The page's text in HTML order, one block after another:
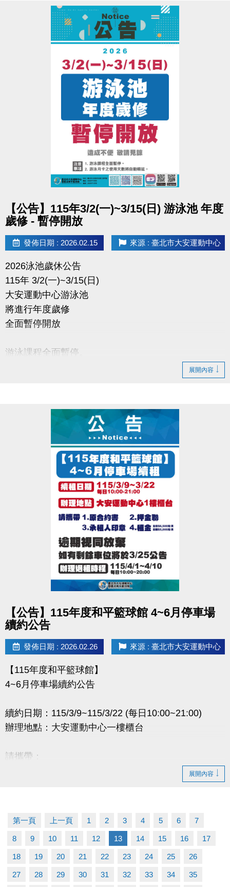
◼︎ 泳池月卡 1,500元/35天
▪︎ 送 體適能入場10次/時(每日限1次1小時，逾時依規定補票)
▪︎ 送 施巴3合1旅行組(送完為止)
• 泳池、體適能月卡及贈送之單次入場均限本人使用，須於繳費時攜帶一張悠遊卡
進行綁定(僅限綁定一張卡片)。繳費日即為月卡使用第一日，每次使用前請至泳
池/體適能櫃檯開卡後，即可刷卡進場。
• 贈送之泳池/體適能單次入場，須於月卡期間使用，逾期視同放棄。贈送之體適
能入場每天限用1小時，逾時請依場館規定補票。
• 辦理體適能月卡須年滿16歲，使用體適能、泳池敬請遵守場館及服裝相關規
• 須使用同帳號500元運動幣+1000元現金，才可享有本活動優惠。
• 運動幣折抵後無法退還退費。運動幣限本人使用，不可轉讓、幫他人繳費，亦不
能與其他人合併使用。
【公告】115年3/2(一)~3/15(日) 游泳池 年度
歲修 - 暫停開放
發佈日期 : 2026.02.15 來源 : 臺北市大安運動中心
2026泳池歲休公告
115年 3/2(一)~3/15(日)
大安運動中心游泳池
將進行年度歲修
全面暫停開放
游泳課程全面暫停。
展開內容
【公告】115年度和平籃球館 4~6月停車場
續約公告
發佈日期 : 2026.02.26 來源 : 臺北市大安運動中心
【115年度和平籃球館】
4~6月停車場續約公告
續約日期：115/3/9~115/3/22 (每日10:00~21:00)
辦理地點：大安運動中心一樓櫃台
請攜帶：
逾時視同放棄。
如有剩餘車位將於3/25公告。
辦理退租時程：115/4/1~4/10 (每日10:00~20:00)
展開內容
第一頁 上一頁 1 2 3 4 5 6 7
8 9 10 11 12 13 14 15 16 17
18 19 20 21 22 23 24 25 26
27 28 29 30 31 32 33 34 35